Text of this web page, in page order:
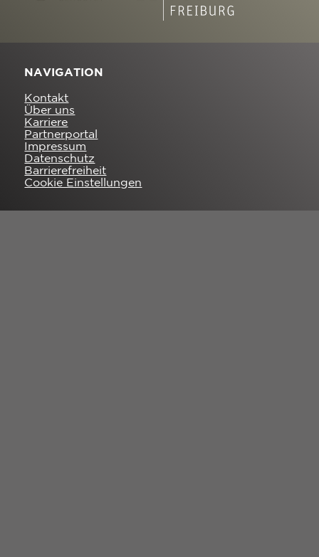
NAVIGATION
Kontakt
Über uns
Karriere
Partnerportal
Impressum
Datenschutz
Barrierefreiheit
Cookie Einstellungen